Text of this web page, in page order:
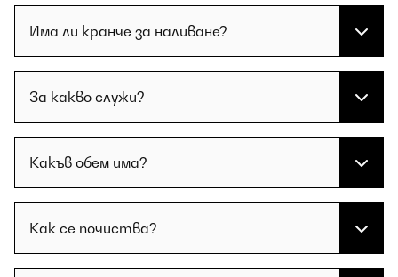
Има ли кранче за наливане?
За какво служи?
Какъв обем има?
Как се почиства?